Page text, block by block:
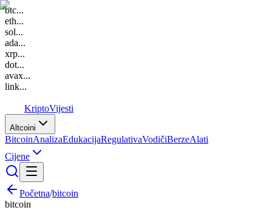
btc...
eth...
sol...
ada...
xrp...
dot...
avax...
link...
KriptoVijesti
Altcoini
BitcoinAnalizaEdukacijaRegulativaVodičiBerzeAlati
Cijene
Početna/bitcoin
bitcoin